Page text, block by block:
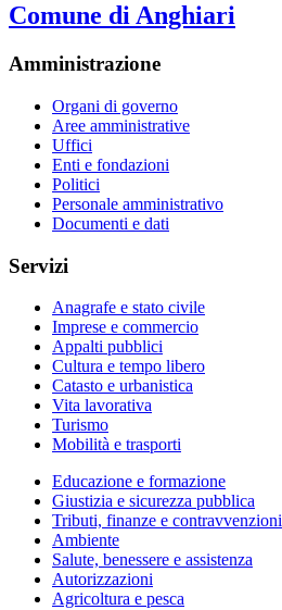
Comune di Anghiari
Amministrazione
Organi di governo
Aree amministrative
Uffici
Enti e fondazioni
Politici
Personale amministrativo
Documenti e dati
Servizi
Anagrafe e stato civile
Imprese e commercio
Appalti pubblici
Cultura e tempo libero
Catasto e urbanistica
Vita lavorativa
Turismo
Mobilità e trasporti
Educazione e formazione
Giustizia e sicurezza pubblica
Tributi, finanze e contravvenzioni
Ambiente
Salute, benessere e assistenza
Autorizzazioni
Agricoltura e pesca